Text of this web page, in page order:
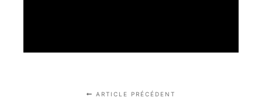
ARTICLE PRÉCÉDENT